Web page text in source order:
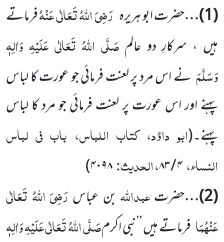
(1)
…حضرت ابو ہریرہ رَضِیَ اللہُ تَعَالٰی عَنْہُفرماتے
ہیں ، سرکارِ دو عالم صَلَّی اللہُ تَعَالٰی عَلَیْہِ وَاٰلِہٖ
وَسَلَّمَ نے اس مرد پر لعنت فرمائی جو عورت کا لباس
پہنے اور اس عورت پر لعنت فرمائی جو مرد کا لباس
پہنے۔(ابو داؤد، کتاب اللباس، باب فی لباس
النساء،۴ / ۸۳ ، الحدیث:۴۰۹۸)
(2)
…حضرتعبداللہبن عباسرَضِیَ اللہُ تَعَالٰی
عَنْہُمَا فرماتے ہیں ’ ’نبی اکرمصَلَّی اللہُ تَعَالٰی عَلَیْہِ وَاٰلِہٖ